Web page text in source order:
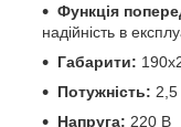
Функція
надійність в
Габарити:
Потужність: 2,5
Напруга: 220 В